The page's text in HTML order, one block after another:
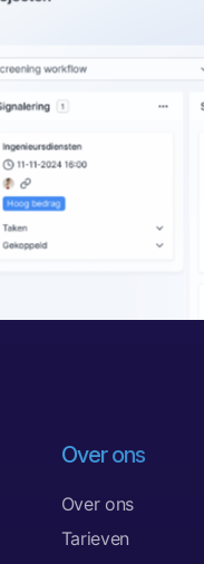
Over ons
Over ons
Tarieven